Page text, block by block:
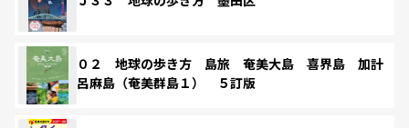
０２ 地球の歩き方 島旅 奄美大島 喜界島 加計
呂麻島（奄美群島１） ５訂版